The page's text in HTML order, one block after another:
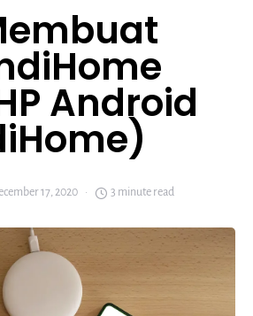
Android
17, 2020 3 minute read